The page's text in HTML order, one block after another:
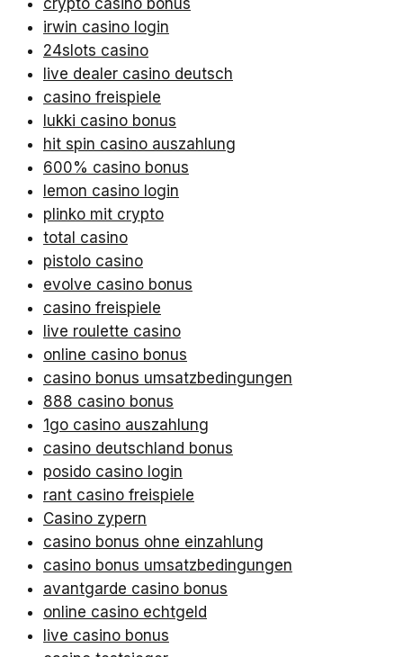
crypto casino bonus
irwin casino login
24slots casino
live dealer casino deutsch
casino freispiele
lukki casino bonus
hit spin casino auszahlung
600% casino bonus
lemon casino login
plinko mit crypto
total casino
pistolo casino
evolve casino bonus
casino freispiele
live roulette casino
online casino bonus
casino bonus umsatzbedingungen
888 casino bonus
1go casino auszahlung
casino deutschland bonus
posido casino login
rant casino freispiele
Casino zypern
casino bonus ohne einzahlung
casino bonus umsatzbedingungen
avantgarde casino bonus
online casino echtgeld
live casino bonus